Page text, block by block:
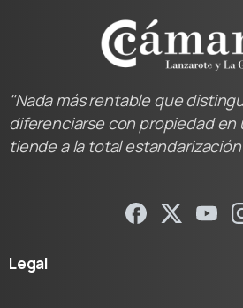
"Nada más rentable que
diferenciarse con propiedad en
tiende a la total
Legal